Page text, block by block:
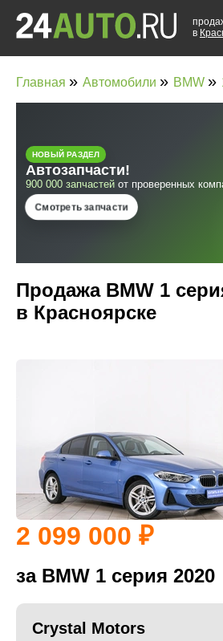
в
Главная » Автомобили » BMW »
Продажа BMW 1
в Красноярске
2 099 000
за BMW 1 серия 2020
Crystal Motors